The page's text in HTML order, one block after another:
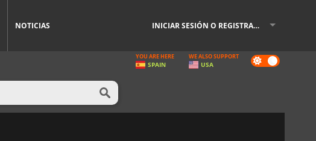
NOTICIAS INICIAR SESIÓN O REGISTRARSE
Dark
mode
YOU ARE HERE
SPAIN
WE ALSO SUPPORT
USA